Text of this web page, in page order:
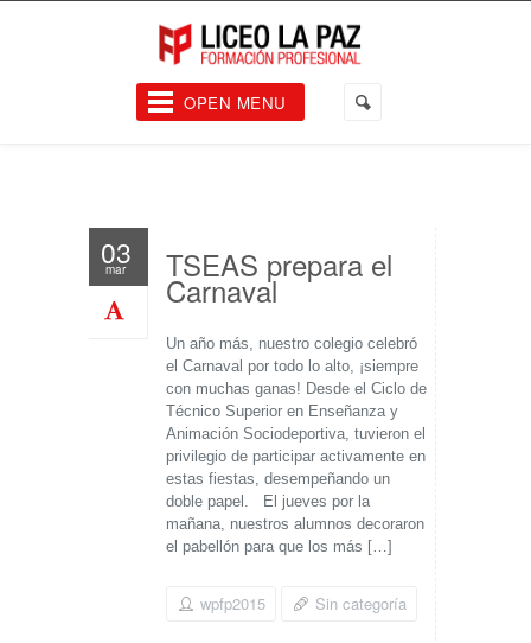
OPEN MENU
03
mar TSEAS prepara el
Carnaval
Un año más, nuestro colegio celebró
el Carnaval por todo lo alto, ¡siempre
con muchas ganas! Desde el Ciclo de
Técnico Superior en Enseñanza y
Animación Sociodeportiva, tuvieron el
privilegio de participar activamente en
estas fiestas, desempeñando un
doble papel. El jueves por la
mañana, nuestros alumnos decoraron
el pabellón para que los más […]
wpfp2015 Sin categoría